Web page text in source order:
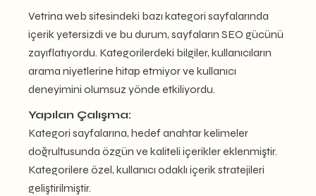
Vetrina web sitesindeki bazı kategori sayfalarında
içerik yetersizdi ve bu durum, sayfaların SEO gücünü
zayıflatıyordu. Kategorilerdeki bilgiler, kullanıcıların
arama niyetlerine hitap etmiyor ve kullanıcı
deneyimini olumsuz yönde etkiliyordu.
Yapılan Çalışma:
Kategori sayfalarına, hedef anahtar kelimeler
doğrultusunda özgün ve kaliteli içerikler eklenmiştir.
Kategorilere özel, kullanıcı odaklı içerik stratejileri
geliştirilmiştir.